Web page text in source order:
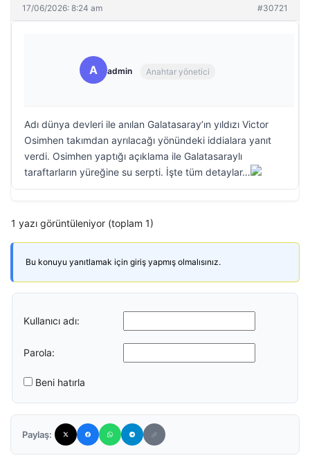
17/06/2026: 8:24 am #30721
A admin Anahtar yönetici
Adı dünya devleri ile anılan Galatasaray’ın yıldızı Victor
Osimhen takımdan ayrılacağı yönündeki iddialara yanıt
verdi. Osimhen yaptığı açıklama ile Galatasaraylı
taraftarların yüreğine su serpti. İşte tüm detaylar…
1 yazı görüntüleniyor (toplam 1)
Bu konuyu yanıtlamak için giriş yapmış olmalısınız.
Kullanıcı adı:
Parola:
Beni hatırla
Paylaş: